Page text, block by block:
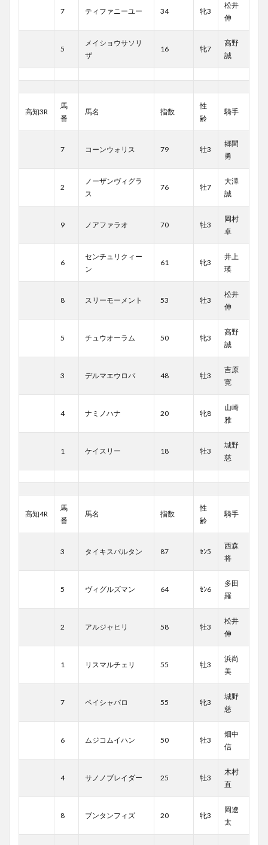
7 ティファニーユー 34 牝3
松井
伸
5
メイショウサソリ
ザ
16 牝7
高野
誠
高知3R
馬
番
馬名 指数
性
齢
騎手
7 コーンウォリス 79 牡3
郷間
勇
2
ノーザンヴィグラ
ス
76 牡7
大澤
誠
9 ノアファラオ 70 牡3
岡村
卓
6
センチュリクィー
ン
61 牝3
井上
瑛
8 スリーモーメント 53 牡3
松井
伸
5 チュウオーラム 50 牝3
高野
誠
3 デルマエウロパ 48 牡3
吉原
寛
4 ナミノハナ 20 牝8
山崎
雅
1 ケイスリー 18 牡3
城野
慈
高知4R
馬
番
馬名 指数
性
齢
騎手
3 タイキスパルタン 87 ｾﾝ5
西森
将
5 ヴィグルズマン 64 ｾﾝ6
多田
羅
2 アルジャヒリ 58 牡3
松井
伸
1 リスマルチェリ 55 牡3
浜尚
美
7 ペイシャバロ 55 牝3
城野
慈
6 ムジコムイハン 50 牡3
畑中
信
4 サノノブレイダー 25 牡3
木村
直
8 ブンタンフィズ 20 牝3
岡遼
太